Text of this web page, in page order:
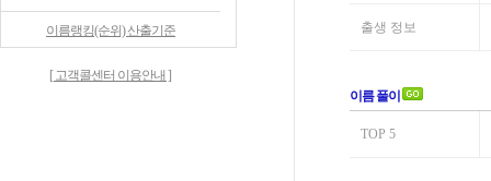
이름랭킹(순위) 산출기준
[ 고객콜센터 이용안내 ]